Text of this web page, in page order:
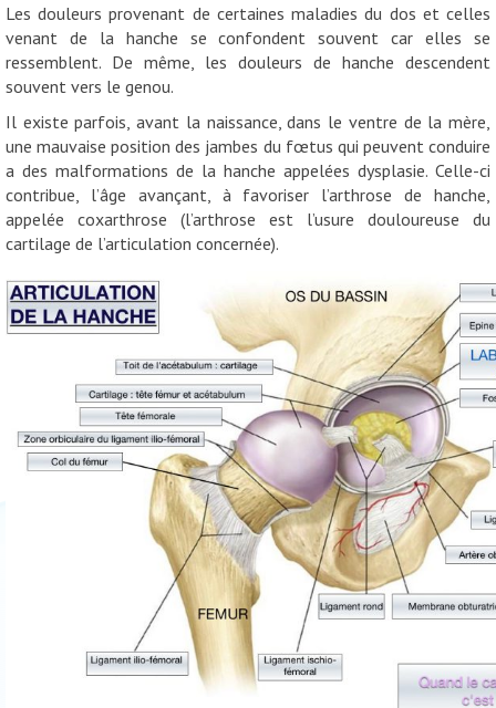
Les douleurs provenant de certaines maladies du dos et celles
venant de la hanche se confondent souvent car elles se
ressemblent. De même, les douleurs de hanche descendent
souvent vers le genou.
Il existe parfois, avant la naissance, dans le ventre de la mère,
une mauvaise position des jambes du fœtus qui peuvent conduire
a des malformations de la hanche appelées dysplasie. Celle-ci
contribue, l’âge avançant, à favoriser l’arthrose de hanche,
appelée coxarthrose (l’arthrose est l’usure douloureuse du
cartilage de l’articulation concernée).